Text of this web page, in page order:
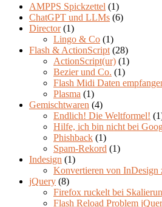
AMPPS Spickzettel (1)
ChatGPT und LLMs (6)
Director(1)
Lingo & Co (1)
Flash & ActionScript (28)
ActionScript(ur) (1)
Bezier und Co. (1)
Flash Midi Daten
Plasma (1)
Gemischtwaren (4)
Endlich! Die Weltformel!
Hilfe, ich bin nicht bei
Phishback (1)
Spam-Rekord (1)
Indesign (1)
Konvertieren von InDesign
jQuery (8)
Firefox ruckelt bei
Flash Reload Problem